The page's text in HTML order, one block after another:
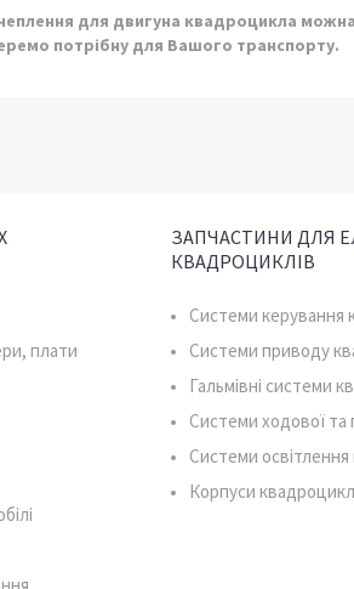
для двигуна квадроцикла
потрібну для Вашого транспорту.
плати
ЗАПЧАСТИНИ ДЛЯ
КВАДРОЦИКЛІВ
Системи керування
Системи приводу
Гальмівні системи
Системи ходової та
Системи
Корпуси